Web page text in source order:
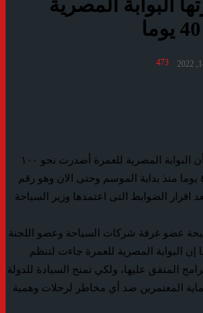
البوابة المصرية
473
كشفت احصائية سياحية أن البوابة المصرية للعمرة أصدرت نحو ١٠٠
ألف تأشيرة عمرة في ٤٠ يوما منذ بداية الموسم وحتى الان وهو رقم
اقرار الضوابط التى اعتمدها وزير السياحة
عضو غرفة شركات السياحة وعضو اللجنة
إن البوابة المصرية للعمرة جاءت لتنظم
المتفق عليها، ولكي تمنح السيادة للدولة
المعتمرين ضد أي مخاطر لرحلات وهمية